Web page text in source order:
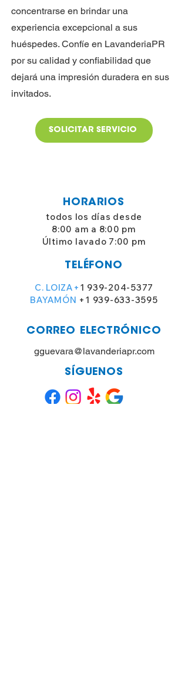
concentrarse en brindar una
experiencia excepcional a sus
huéspedes. Confíe en LavanderiaPR
por su calidad y confiabilidad que
dejará una impresión duradera en sus
invitados.
SOLICITAR SERVICIO
HORARIOS
todos los días desde
8:00 am a 8:00 pm
Último lavado 7:00 pm
TELÉFONO
C. LOIZA+ 1 939-204-5377
BAYAMÓN +1 939-633-3595
CORREO ELECTRÓNICO
gguevara@lavanderiapr.com
SÍGUENOS